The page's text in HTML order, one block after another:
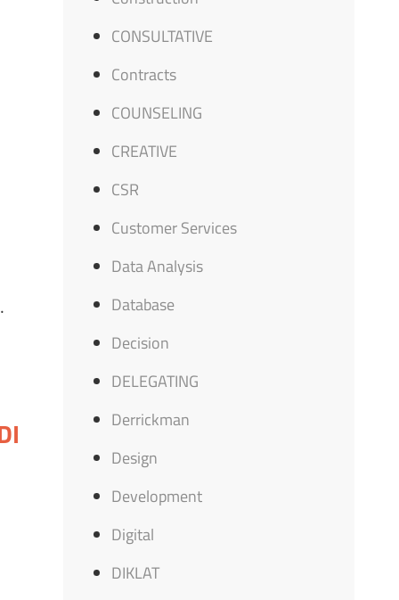
CONSULTATIVE
Contracts
COUNSELING
CREATIVE
CSR
Customer Services
Data Analysis
Database
Decision
DELEGATING
Derrickman
Design
Development
Digital
DIKLAT